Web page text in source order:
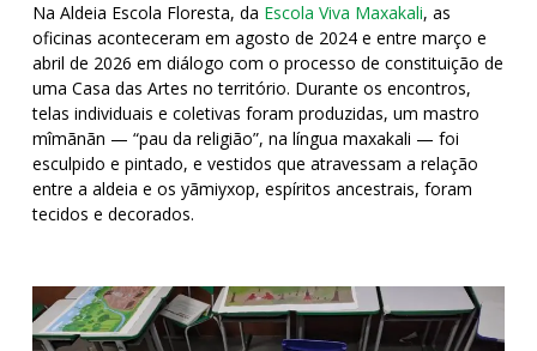
Na Aldeia Escola Floresta, da Escola Viva Maxakali, as
oficinas aconteceram em agosto de 2024 e entre março e
abril de 2026 em diálogo com o processo de constituição de
uma Casa das Artes no território. Durante os encontros,
telas individuais e coletivas foram produzidas, um mastro
mîmãnãn — “pau da religião”, na língua maxakali — foi
esculpido e pintado, e vestidos que atravessam a relação
entre a aldeia e os yãmiyxop, espíritos ancestrais, foram
tecidos e decorados.